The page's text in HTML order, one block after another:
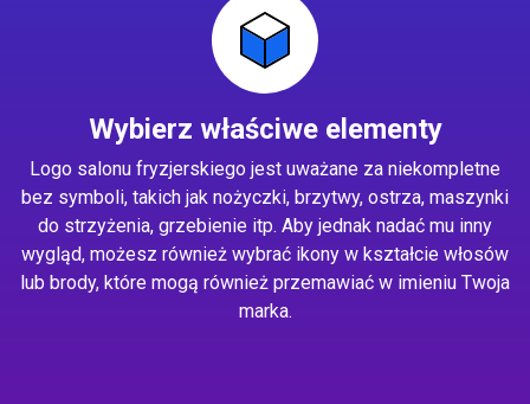
Wybierz właściwe elementy
Logo salonu fryzjerskiego jest uważane za niekompletne
bez symboli, takich jak nożyczki, brzytwy, ostrza, maszynki
do strzyżenia, grzebienie itp. Aby jednak nadać mu inny
wygląd, możesz również wybrać ikony w kształcie włosów
lub brody, które mogą również przemawiać w imieniu Twoja
marka.